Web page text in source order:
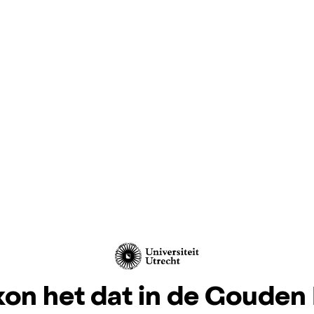
het dat in de Gouden